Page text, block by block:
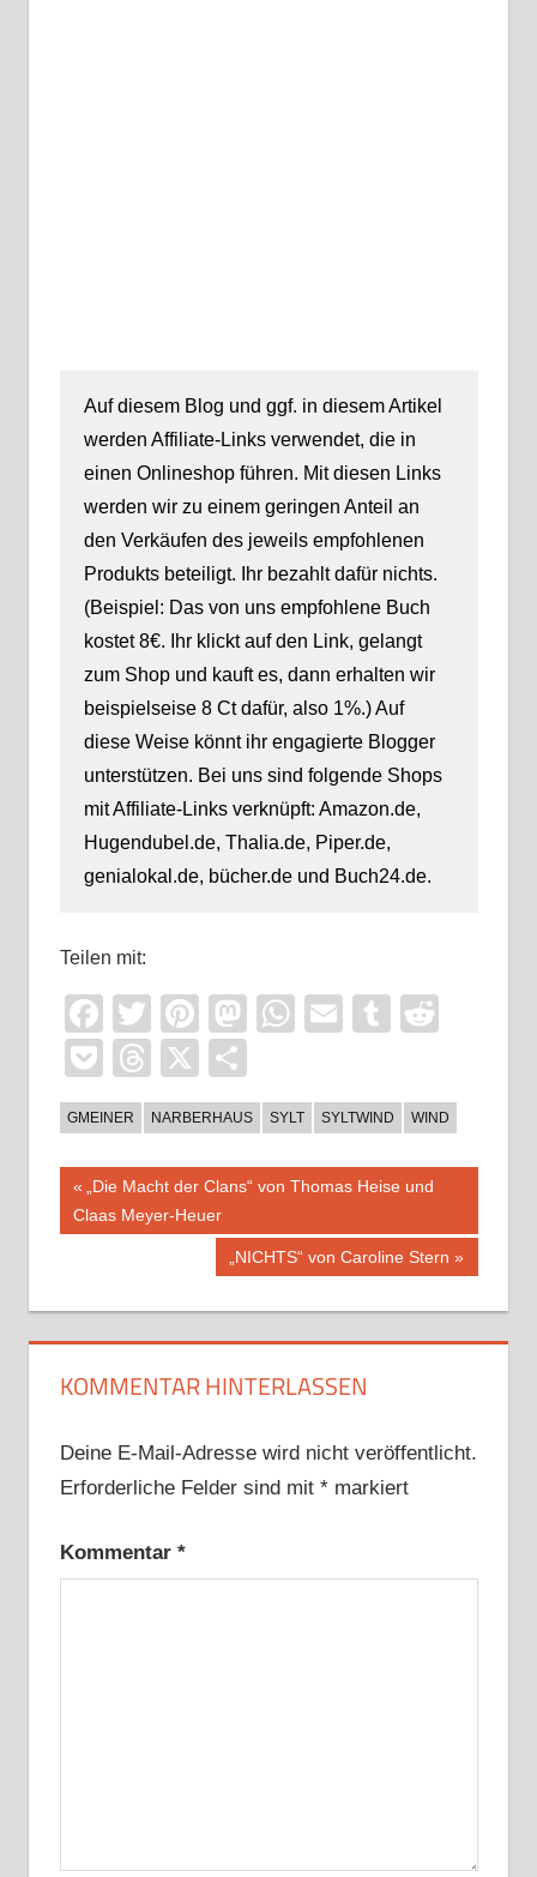
Auf diesem Blog und ggf. in diesem Artikel
werden Affiliate-Links verwendet, die in
einen Onlineshop führen. Mit diesen Links
werden wir zu einem geringen Anteil an
den Verkäufen des jeweils empfohlenen
Produkts beteiligt. Ihr bezahlt dafür nichts.
(Beispiel: Das von uns empfohlene Buch
kostet 8€. Ihr klickt auf den Link, gelangt
zum Shop und kauft es, dann erhalten wir
beispielseise 8 Ct dafür, also 1%.) Auf
diese Weise könnt ihr engagierte Blogger
unterstützen. Bei uns sind folgende Shops
mit Affiliate-Links verknüpft: Amazon.de,
Hugendubel.de, Thalia.de, Piper.de,
genialokal.de, bücher.de und Buch24.de.
Teilen mit:
Facebook
TwitterPinterest
Mastodon
WhatsApp
EmailTumblr
PocketThreads
X
GMEINER NARBERHAUS SYLT SYLTWIND WIND
Beitragsnavigation
Vorheriger
Beitrag:
„Die Macht der Clans“ von Thomas Heise und
Claas Meyer-Heuer
Nächster
„NICHTS“ von Caroline Stern
KOMMENTAR HINTERLASSEN
Deine E-Mail-Adresse wird nicht veröffentlicht.
Erforderliche Felder sind mit *markiert
Kommentar *